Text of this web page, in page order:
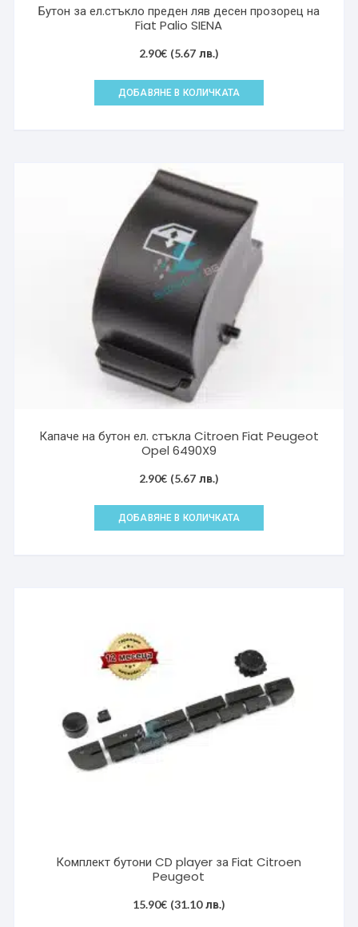
Бутон за ел.стъкло преден ляв десен прозорец на
Fiat Palio SIENA
2.90€ (5.67 лв.)
ДОБАВЯНЕ В КОЛИЧКАТА
Капаче на бутон ел. стъкла Citroen Fiat Peugeot
Opel 6490X9
2.90€ (5.67 лв.)
ДОБАВЯНЕ В КОЛИЧКАТА
Комплект бутони CD player за Fiat Citroen
Peugeot
15.90€ (31.10 лв.)